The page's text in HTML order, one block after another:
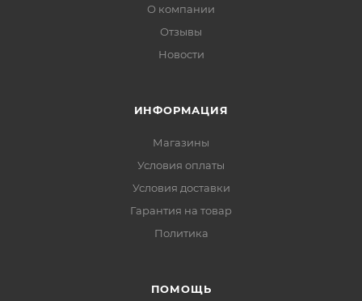
О компании
Отзывы
Новости
ИНФОРМАЦИЯ
Магазины
Условия оплаты
Условия доставки
Гарантия на товар
Политика
ПОМОЩЬ